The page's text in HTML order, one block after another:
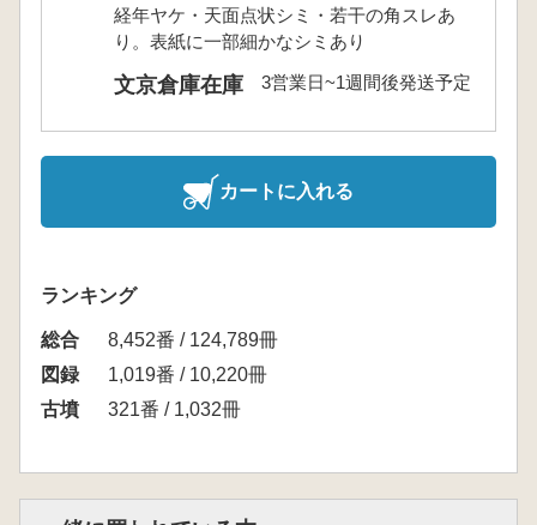
経年ヤケ・天面点状シミ・若干の角スレあ
り。表紙に一部細かなシミあり
文京倉庫在庫 3営業日~1週間後発送予定
カートに入れる
ランキング
総合
8,452番 / 124,789冊
図録
1,019番 / 10,220冊
古墳
321番 / 1,032冊